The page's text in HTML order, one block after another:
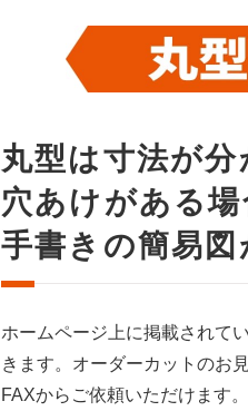
丸型は寸法が
穴あけがある
手書きの簡易図
ホームページ上に掲載されて
きます。オーダーカットのお
FAXからご依頼いただけます。